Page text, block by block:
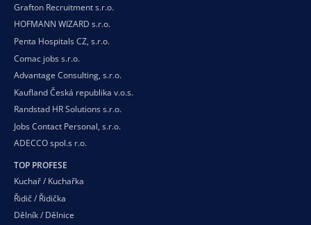
Grafton Recruitment s.r.o.
HOFMANN WIZARD s.r.o.
Penta Hospitals CZ, s.r.o.
Comac jobs s.r.o.
Advantage Consulting, s.r.o.
Kaufland Česká republika v.o.s.
Randstad HR Solutions s.r.o.
Jobs Contact Personal, s.r.o.
ADECCO spol.s r.o.
TOP PROFESE
Kuchař / Kuchařka
Řidič / Řidička
Dělník / Dělnice